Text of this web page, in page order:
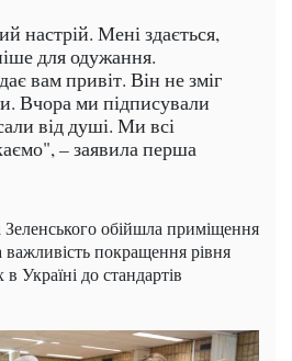
настрій. Мені здається,
для одужання.
вам привіт. Він не зміг
Вчора ми підписували
від душі. Ми всі
– заявила перша
обійшла приміщення
важливість покращення рівня
в Україні до стандартів